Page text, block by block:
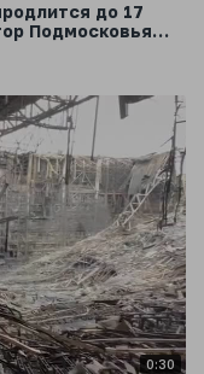
до 17
Подмосковья
0:30